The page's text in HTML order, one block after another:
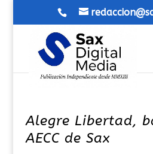
Alegre Libertad,
AECC de Sax